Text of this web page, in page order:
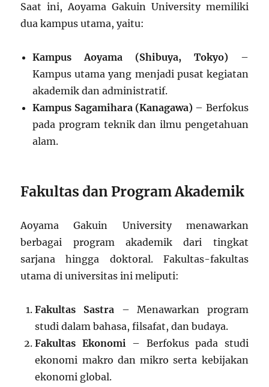
Saat ini, Aoyama Gakuin University memiliki
dua kampus utama, yaitu:
Kampus Aoyama (Shibuya, Tokyo)–
Kampus utama yang menjadi pusat kegiatan
akademik dan administratif.
Kampus Sagamihara (Kanagawa) – Berfokus
pada program teknik dan ilmu pengetahuan
alam.
Fakultas dan Program Akademik
Aoyama Gakuin University menawarkan
berbagai program akademik dari tingkat
sarjana hingga doktoral. Fakultas-fakultas
utama di universitas ini meliputi:
Fakultas Sastra– Menawarkan program
studi dalam bahasa, filsafat, dan budaya.
Fakultas Ekonomi– Berfokus pada studi
ekonomi makro dan mikro serta kebijakan
ekonomi global.